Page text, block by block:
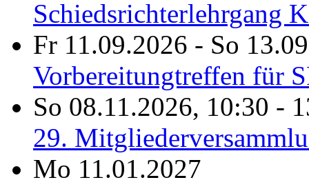
Schiedsrichterlehrgang
Fr 11.09.2026 - So
Vorbereitungtreffen für
So 08.11.2026, 10:30 -
29.
Mo 11.01.2027